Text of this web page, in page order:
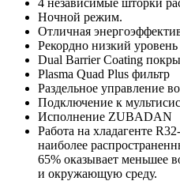
Ночной режим.
Отличная
Рекордно низкий
Dual Barrier Coating
Plasma Quad Plus фильтр
Раздельное управление
Подключение к
Исполнение ZUBADAN
Работа на хладагенте
наиболее
65% оказывает меньшее
и окружающую среду.